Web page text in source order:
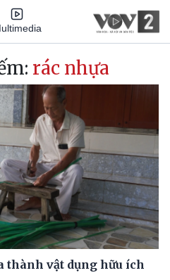
rác nhựa
thành vật dụng hữu ích